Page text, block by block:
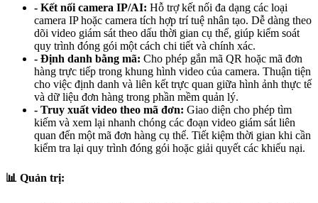
- Kết nối camera IP/AI: Hỗ trợ kết nối đa dạng các loại
camera IP hoặc camera tích hợp trí tuệ nhân tạo. Dễ dàng theo
dõi video giám sát theo dấu thời gian cụ thể, giúp kiểm soát
quy trình đóng gói một cách chi tiết và chính xác.
- Định danh bằng mã: Cho phép gắn mã QR hoặc mã đơn
hàng trực tiếp trong khung hình video của camera. Thuận tiện
cho việc định danh và liên kết trực quan giữa hình ảnh thực tế
và dữ liệu đơn hàng trong phần mềm quản lý.
- Truy xuất video theo mã đơn: Giao diện cho phép tìm
kiếm và xem lại nhanh chóng các đoạn video giám sát liên
quan đến một mã đơn hàng cụ thể. Tiết kiệm thời gian khi cần
kiểm tra lại quy trình đóng gói hoặc giải quyết các khiếu nại.
📊 Quản trị: